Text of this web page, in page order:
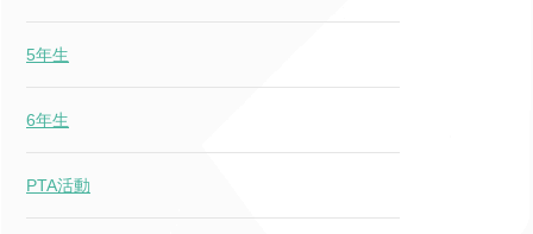
5年生
6年生
PTA活動